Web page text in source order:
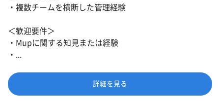
・複数チームを横断した管理経験
＜歓迎要件＞
・Mupに関する知見または経験
・...
詳細を見る